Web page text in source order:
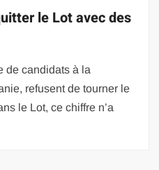
le Lot avec des
de candidats à la
refusent de tourner le
le Lot, ce chiffre n’a